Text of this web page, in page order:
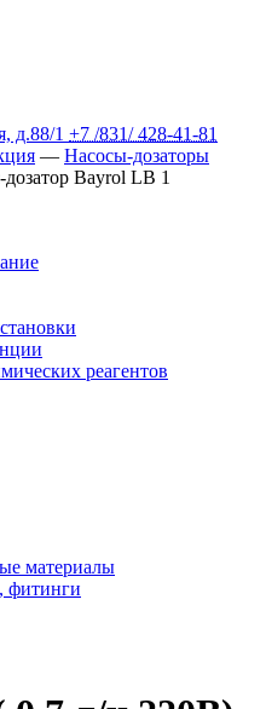
д.88/1 +7 /831/428-41-81
— Насосы-дозаторы
Bayrol LB 1
реагентов
материалы
фитинги